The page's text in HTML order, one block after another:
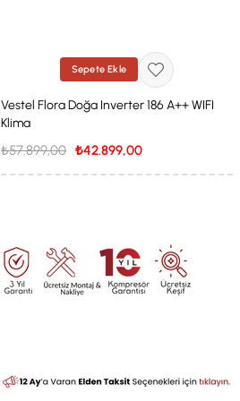
Sepete Ekle
Vestel Flora Doğa Inverter 186 A++ WIFI
Klima
₺42.899,00
₺57.899,00